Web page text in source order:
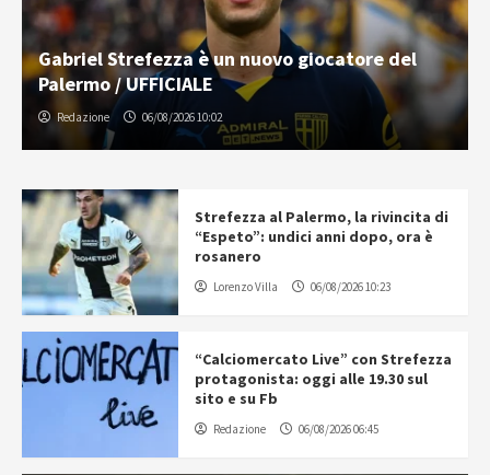
Gabriel Strefezza è un nuovo giocatore del
Palermo / UFFICIALE
Redazione 06/08/2026 10:02
Strefezza al Palermo, la rivincita di
“Espeto”: undici anni dopo, ora è
rosanero
Lorenzo Villa 06/08/2026 10:23
“Calciomercato Live” con Strefezza
protagonista: oggi alle 19.30 sul
sito e su Fb
Redazione 06/08/2026 06:45